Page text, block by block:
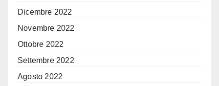
Dicembre 2022
Novembre 2022
Ottobre 2022
Settembre 2022
Agosto 2022